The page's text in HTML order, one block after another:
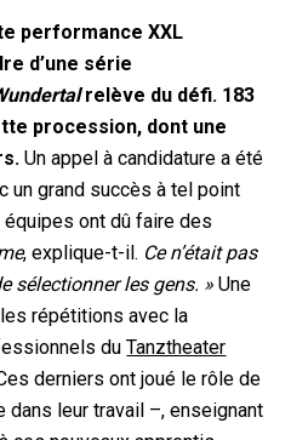
performance XXL
d’une série
relève du défi. 183
procession, dont une
Un appel à candidature a été
un grand succès à tel point
ont dû faire des
, explique-t-il. Ce n’était pas
sélectionner les gens. »Une
répétitions avec la
duTanztheater
derniers ont joué le rôle de
leur travail –, enseignant